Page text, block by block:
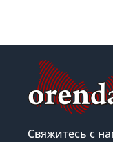
Свяжитесь с